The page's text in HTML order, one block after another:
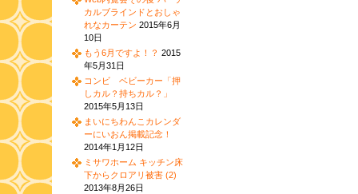
カルブラインドとおしゃ
れなカーテン 2015年6月
10日
もう6月ですよ！？ 2015
年5月31日
コンビ ベビーカー「押
しカル？持ちカル？」
2015年5月13日
まいにちわんこカレンダ
ーにいおん掲載記念！
2014年1月12日
ミサワホーム キッチン床
下からクロアリ被害 (2)
2013年8月26日